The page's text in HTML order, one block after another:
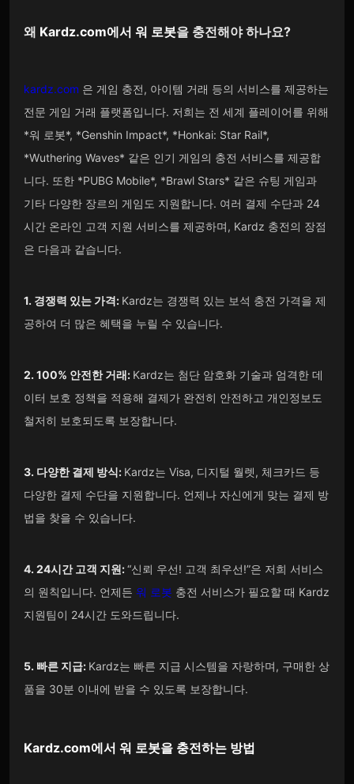
왜 Kardz.com에서 워 로봇을 충전해야 하나요?
kardz.com 은 게임 충전, 아이템 거래 등의 서비스를 제공하는
전문 게임 거래 플랫폼입니다. 저희는 전 세계 플레이어를 위해
*워 로봇*, *Genshin Impact*, *Honkai: Star Rail*,
*Wuthering Waves* 같은 인기 게임의 충전 서비스를 제공합
니다. 또한 *PUBG Mobile*, *Brawl Stars* 같은 슈팅 게임과
기타 다양한 장르의 게임도 지원합니다. 여러 결제 수단과 24
시간 온라인 고객 지원 서비스를 제공하며, Kardz 충전의 장점
은 다음과 같습니다.
1. 경쟁력 있는 가격: Kardz는 경쟁력 있는 보석 충전 가격을 제
공하여 더 많은 혜택을 누릴 수 있습니다.
2. 100% 안전한 거래: Kardz는 첨단 암호화 기술과 엄격한 데
이터 보호 정책을 적용해 결제가 완전히 안전하고 개인정보도
철저히 보호되도록 보장합니다.
3. 다양한 결제 방식: Kardz는 Visa, 디지털 월렛, 체크카드 등
다양한 결제 수단을 지원합니다. 언제나 자신에게 맞는 결제 방
법을 찾을 수 있습니다.
4. 24시간 고객 지원:“신뢰 우선! 고객 최우선!”은 저희 서비스
의 원칙입니다. 언제든 워 로봇 충전 서비스가 필요할 때 Kardz
지원팀이 24시간 도와드립니다.
5. 빠른 지급: Kardz는 빠른 지급 시스템을 자랑하며, 구매한 상
품을 30분 이내에 받을 수 있도록 보장합니다.
Kardz.com에서 워 로봇을 충전하는 방법